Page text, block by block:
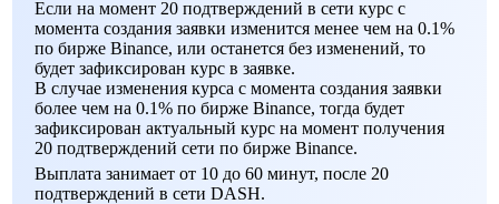
Если на момент 20 подтверждений в сети курс с
момента создания заявки изменится менее чем на 0.1%
по бирже Binance, или останется без изменений, то
будет зафиксирован курс в заявке.
В случае изменения курса с момента создания заявки
более чем на 0.1% по бирже Binance, тогда будет
зафиксирован актуальный курс на момент получения
20 подтверждений сети по бирже Binance.
Выплата занимает от 10 до 60 минут, после 20
подтверждений в сети DASH.